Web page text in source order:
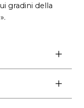
gradini della